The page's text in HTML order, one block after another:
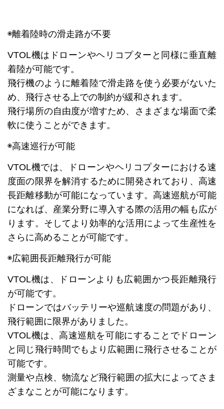
◉離着陸時の滑走路が不要
VTOL機はドローンやヘリコプターと同様に垂直離
着陸が可能です。
飛行機のように離着陸で滑走路を使う必要がないた
め、飛行させる上での制約が緩和されます。
飛行場所の自由度が増すため、さまざまな場面で柔
軟に使うことができます。
◉高速巡行が可能
VTOL機では、ドローンやヘリコプターにおける速
度面の限界を解消するために開発されており、高速
長距離移動が可能になっています。高速巡航が可能
になれば、産業分野に導入する際の活用の幅も広が
ります。そしてより効率的な活用によって生産性を
さらに高めることが可能です。
◉広範囲長距離飛行が可能
VTOL機は、ドローンよりも広範囲かつ長距離飛行
が可能です。
ドローンではバッテリーや巡航速度の問題があり、
飛行範囲に限界がありました。
VTOL機は、高速巡航を可能にすることでドローン
と同じ飛行時間でもより広範囲に飛行させることが
可能です。
測量や点検、物流など飛行範囲の拡大によってさま
ざまなことが可能になります。